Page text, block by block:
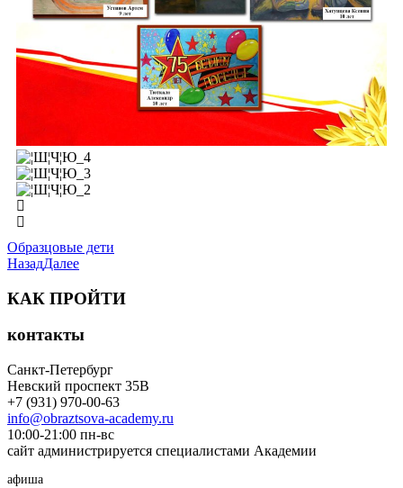
Образцовые дети
НазадДалее
КАК ПРОЙТИ
контакты
Санкт-Петербург
Невский проспект 35В
+7 (931) 970-00-63
info@obraztsova-academy.ru
10:00-21:00 пн-вс
сайт администрируется специалистами Академии
афиша